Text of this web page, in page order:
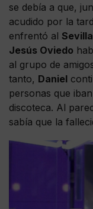
se debía a que,
acudido por la
enfrentó al
Jesús Oviedo
al grupo de
tanto, Daniel
personas que
discoteca. Al
sabía que la